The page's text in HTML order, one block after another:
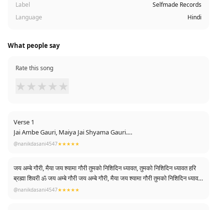
Label
Selfmade Records
Language
Hindi
What people say
Rate this song
★ ★ ★ ★ ★
Verse 1
Jai Ambe Gauri, Maiya Jai Shyama Gauri.
Om Jai Ambe Gauri.
Hail Mother Ambe, Hail Mother Parvati
@nanikdasani4547★★★★★
जय अम्बे गौरी, मैया जय श्यामा गौरी तुमको निशिदिन ध्यावत, तुमको निशिदिन ध्यावत हरि
ब्रह्मा शिवरी ॐ जय अम्बे गौरी जय अम्बे गौरी, मैया जय श्यामा गौरी तुमको निशिदिन ध्यावत,
तुमको निशिदिन ध्यावत हरि ब्रह्मा शिवरी ॐ जय अम्बे गौरी माँग सिन्दूर विराजत, टीको
@nanikdasani4547★★★★★